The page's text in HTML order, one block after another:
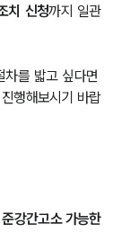
치 신청까지 일관
차를 밟고 싶다면
행해보시기 바랍
강간고소 가능한